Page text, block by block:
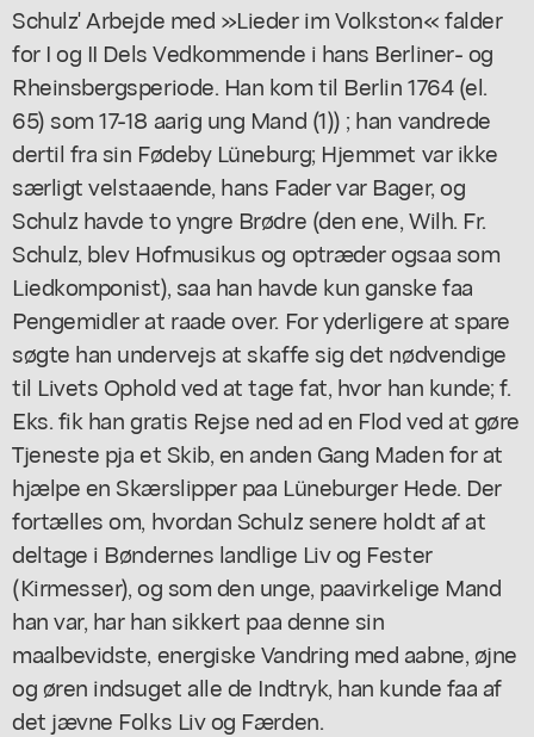
Schulz' Arbejde med »Lieder im Volkston« falder
for I og II Dels Vedkommende i hans Berliner- og
Rheinsbergsperiode. Han kom til Berlin 1764 (el.
65) som 17-18 aarig ung Mand (1)) ; han vandrede
dertil fra sin Fødeby Lüneburg; Hjemmet var ikke
særligt velstaaende, hans Fader var Bager, og
Schulz havde to yngre Brødre (den ene, Wilh. Fr.
Schulz, blev Hofmusikus og optræder ogsaa som
Liedkomponist), saa han havde kun ganske faa
Pengemidler at raade over. For yderligere at spare
søgte han undervejs at skaffe sig det nødvendige
til Livets Ophold ved at tage fat, hvor han kunde; f.
Eks. fik han gratis Rejse ned ad en Flod ved at gøre
Tjeneste pja et Skib, en anden Gang Maden for at
hjælpe en Skærslipper paa Lüneburger Hede. Der
fortælles om, hvordan Schulz senere holdt af at
deltage i Bøndernes landlige Liv og Fester
(Kirmesser), og som den unge, paavirkelige Mand
han var, har han sikkert paa denne sin
maalbevidste, energiske Vandring med aabne, øjne
og øren indsuget alle de Indtryk, han kunde faa af
det jævne Folks Liv og Færden.